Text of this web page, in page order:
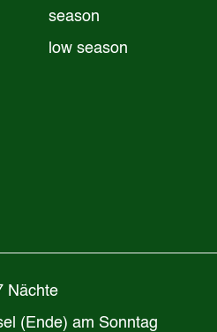
season
low season
unter 7 Nächte
(Ende) am Sonntag